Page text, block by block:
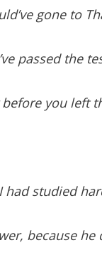
gone to
passed the
you left
had studied
because he